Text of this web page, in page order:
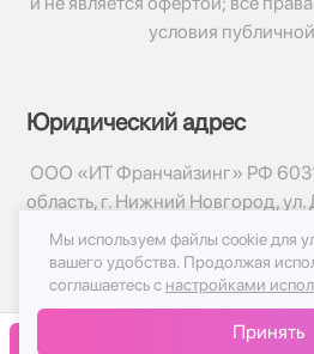
В корзину
условия
Юридический адрес
ООО «ИТ Франчайзинг» РФ
область, г. Нижний Новгород,
© 2017-2026г, База Цветов 24.ру
Политика конфиденциальности
Публичная оферта
Мы используем файлы cookie для
вашего удобства. Продолжая
соглашаетесь с настройками
Принять